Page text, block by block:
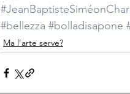
#bellezza #bolladisapone
Ma l'arte serve?